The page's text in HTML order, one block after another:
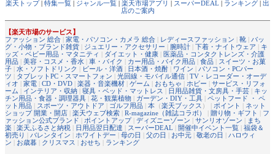
楽天トップ| 特集一覧 | ジャンル一覧 | 楽天市場アプリ | スーパーDEAL | ランキング | 出
店のご案内
【楽天市場のサービス】
ファッション 総合 | 家電・パソコン・カメラ 総合 | レディースファッション | 靴 | バッ
グ・小物・ブランド雑貨 | ジュエリー・アクセサリー | 腕時計 | 下着・ナイトウェア | キ
ッズ・ベビー用品・マタニティ | ダイエット・健康 | 医薬品・コンタクトレンズ・介護
用品 | 美容・コスメ・香水 | 車・バイク | カー用品・バイク用品 | 食品 | スイーツ・お菓
子 | 水・ソフトドリンク | ビール・洋酒 | 日本酒・焼酎 | ワイン | パソコン・PCパー
ツ | タブレットPC・スマートフォン | 光回線・モバイル通信 | TV・レコーダー・オーデ
ィオ | 家電 | CD・DVD | 楽器・音楽機材 | ゲーム | おもちゃ | ホビー | サービス・リフォ
ーム | インテリア・収納 | 寝具・ベッド・マットレス | 日用品雑貨・文房具・手芸 | キッ
チン用品・食器・調理器具 | 花・観葉植物 | ガーデン・DIY・工具 | ペットフード ・ ペ
ット用品 | スポーツ・アウトドア | ゴルフ用品 | 本 （楽天ブックス ） | ポイント | ネット
ショップ 開業・開店 | 楽天ウェブ検索 | R-magazine（雑誌コラボ） | 贈り物・ギフト | フ
ァッション公式ブランド | ポイントアップ| ディズニーゾーン | サンリオゾーン | まち
楽 | 楽天ふるさと納税 | 日用品翌日配達 | スーパーDEAL | 開催中イベント一覧 | 福袋＆
初売り | バレンタイン | ホワイトデー | 母の日 | 父の日 | お中元 | 敬老の日 | ハロウィ
ン | お歳暮 | クリスマス | おせち | ランキング